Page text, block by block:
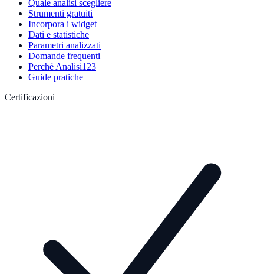
Quale analisi scegliere
Strumenti gratuiti
Incorpora i widget
Dati e statistiche
Parametri analizzati
Domande frequenti
Perché Analisi123
Guide pratiche
Certificazioni